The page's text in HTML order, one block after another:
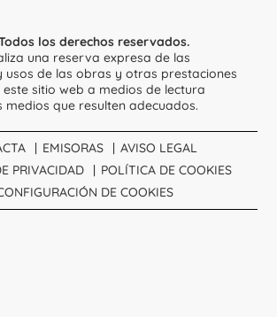
Todos los derechos reservados.
una reserva expresa de las
usos de las obras y otras prestaciones
este sitio web a medios de lectura
medios que resulten adecuados.
EMISORAS
AVISO LEGAL
PRIVACIDAD
POLÍTICA DE COOKIES
DE COOKIES